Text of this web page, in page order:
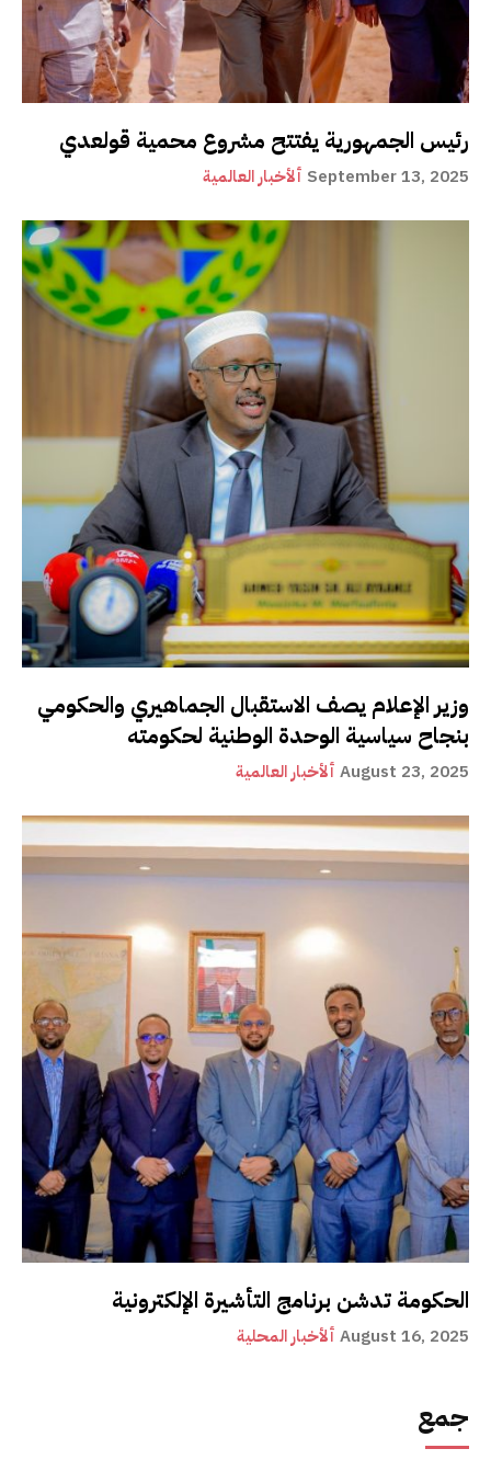
رئيس الجمهورية يفتتح مشروع محمية قولعدي
ألأخبار العالمية September 13, 2025
وزير الإعلام يصف الاستقبال الجماهيري والحكومي
بنجاح سياسية الوحدة الوطنية لحكومته
ألأخبار العالمية August 23, 2025
الحكومة تدشن برنامج التأشيرة الإلكترونية
ألأخبار المحلية August 16, 2025
جمع